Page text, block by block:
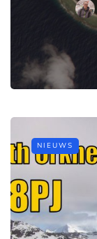
NIEUWS